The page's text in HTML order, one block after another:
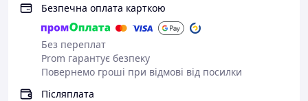
Безпечна оплата карткою
Без переплат
Prom гарантує безпеку
Повернемо гроші при відмові від посилки
Післяплата